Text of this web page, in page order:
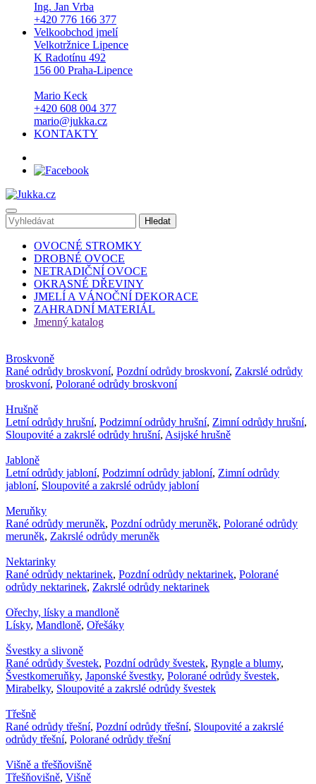
Ing. Jan Vrba
+420 776 166 377
Velkoobchod jmelí
Velkotržnice Lipence
K Radotínu 492
156 00 Praha-Lipence
Mario Keck
+420 608 004 377
mario@jukka.cz
KONTAKTY
OVOCNÉ STROMKY
DROBNÉ OVOCE
NETRADIČNÍ OVOCE
OKRASNÉ DŘEVINY
JMELÍ A VÁNOČNÍ DEKORACE
ZAHRADNÍ MATERIÁL
Jmenný katalog
Broskvoně
Rané odrůdy broskvoní, Pozdní odrůdy broskvoní, Zakrslé odrůdy
broskvoní, Polorané odrůdy broskvoní
Hrušně
Letní odrůdy hrušní, Podzimní odrůdy hrušní, Zimní odrůdy hrušní,
Sloupovité a zakrslé odrůdy hrušní, Asijské hrušně
Jabloně
Letní odrůdy jabloní, Podzimní odrůdy jabloní, Zimní odrůdy
jabloní, Sloupovité a zakrslé odrůdy jabloní
Meruňky
Rané odrůdy meruněk, Pozdní odrůdy meruněk, Polorané odrůdy
meruněk, Zakrslé odrůdy meruněk
Nektarinky
Rané odrůdy nektarinek, Pozdní odrůdy nektarinek, Polorané
odrůdy nektarinek, Zakrslé odrůdy nektarinek
Ořechy, lísky a mandloně
Lísky, Mandloně, Ořešáky
Švestky a slivoně
Rané odrůdy švestek, Pozdní odrůdy švestek, Ryngle a blumy,
Švestkomeruňky, Japonské švestky, Polorané odrůdy švestek,
Mirabelky, Sloupovité a zakrslé odrůdy švestek
Třešně
Rané odrůdy třešní, Pozdní odrůdy třešní, Sloupovité a zakrslé
odrůdy třešní, Polorané odrůdy třešní
Višně a třešňovišně
Třešňovišně, Višně